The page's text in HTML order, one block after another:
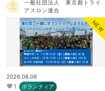
一般社団法人 東京都トライ
アスロン連合
NEW
2026.08.06
1 ボランティア